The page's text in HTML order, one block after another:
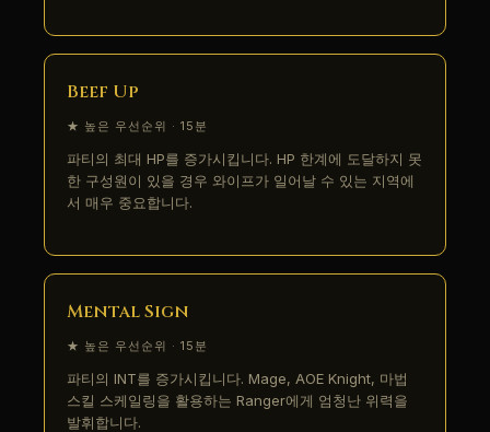
Beef Up
★ 높은 우선순위 · 15분
파티의 최대 HP를 증가시킵니다. HP 한계에 도달하지 못
한 구성원이 있을 경우 와이프가 일어날 수 있는 지역에
서 매우 중요합니다.
Mental Sign
★ 높은 우선순위 · 15분
파티의 INT를 증가시킵니다. Mage, AOE Knight, 마법
스킬 스케일링을 활용하는 Ranger에게 엄청난 위력을
발휘합니다.